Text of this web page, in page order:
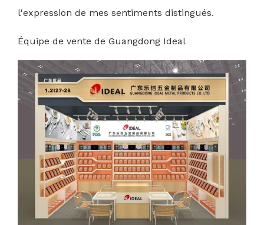
l'expression de mes sentiments distingués.
Équipe de vente de Guangdong Ideal